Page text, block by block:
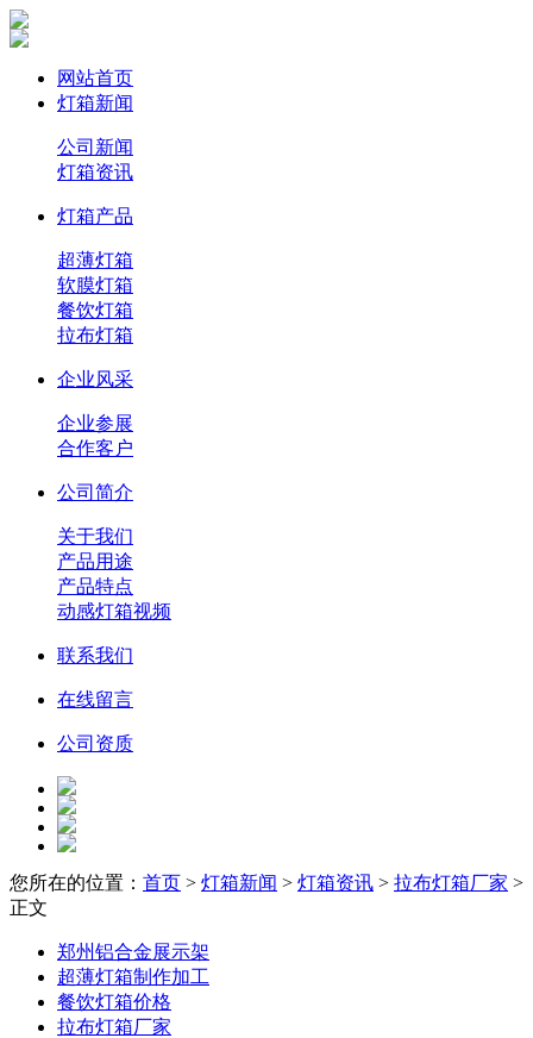
网站首页
灯箱新闻
公司新闻
灯箱资讯
灯箱产品
超薄灯箱
软膜灯箱
餐饮灯箱
拉布灯箱
企业风采
企业参展
合作客户
公司简介
关于我们
产品用途
产品特点
动感灯箱视频
联系我们
在线留言
公司资质
您所在的位置： 首页 > 灯箱新闻 > 灯箱资讯 > 拉布灯箱厂家 >
正文
郑州铝合金展示架
超薄灯箱制作加工
餐饮灯箱价格
拉布灯箱厂家